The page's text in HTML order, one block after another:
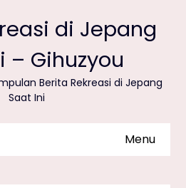
di Jepang
– Gihuzyou
Berita Rekreasi di Jepang
Saat Ini
Menu